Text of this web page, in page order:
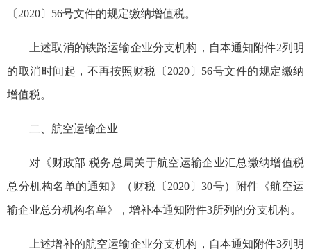
〔2020〕56号文件的规定缴纳增值税。
上述取消的铁路运输企业分支机构，自本通知附件2列明
的取消时间起，不再按照财税〔2020〕56号文件的规定缴纳
增值税。
二、航空运输企业
对《财政部 税务总局关于航空运输企业汇总缴纳增值税
总分机构名单的通知》（财税〔2020〕30号）附件《航空运
输企业总分机构名单》，增补本通知附件3所列的分支机构。
上述增补的航空运输企业分支机构，自本通知附件3列明